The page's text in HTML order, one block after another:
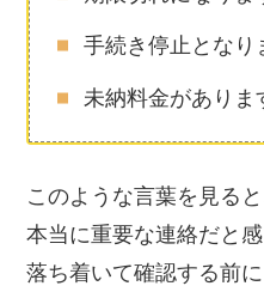
手続き停止となり
未納料金がありま
このような言葉を見ると
本当に重要な連絡だと感
落ち着いて確認する前に